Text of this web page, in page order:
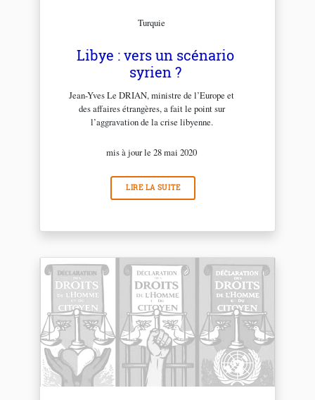
Turquie
Libye : vers un scénario
syrien ?
Jean-Yves Le DRIAN, ministre de l’Europe et
des affaires étrangères, a fait le point sur
l’aggravation de la crise libyenne.
mis à jour le 28 mai 2020
LIRE LA SUITE